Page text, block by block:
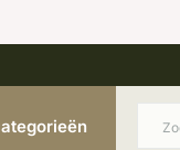
20 jaar ervaring